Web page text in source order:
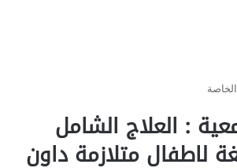
: العلاج الشامل
لاطفال متلازمة داون